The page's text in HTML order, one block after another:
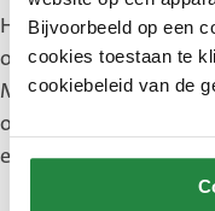
Bijvoorbeeld op een
cookies toestaan te
cookiebeleid van de
Haag en omstreken
onafhankelijke
Monumentale Bomen
ongevraagd advies.
en krijgt geen loon.